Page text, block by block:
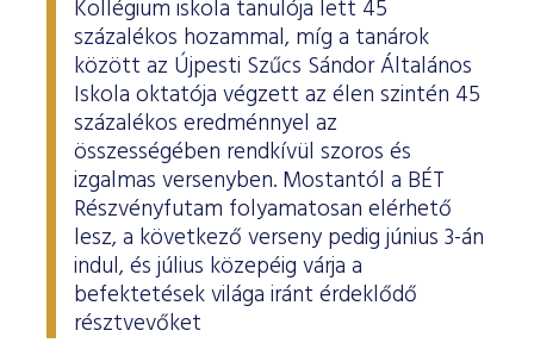
Kollégium iskola tanulója lett 45
százalékos hozammal, míg a tanárok
között az Újpesti Szűcs Sándor Általános
Iskola oktatója végzett az élen szintén 45
százalékos eredménnyel az
összességében rendkívül szoros és
izgalmas versenyben. Mostantól a BÉT
Részvényfutam folyamatosan elérhető
lesz, a következő verseny pedig június 3-án
indul, és július közepéig várja a
befektetések világa iránt érdeklődő
résztvevőket